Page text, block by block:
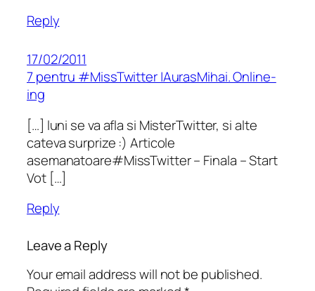
Reply
17/02/2011
7 pentru #MissTwitter |AurasMihai. Online-
ing
[…] luni se va afla si MisterTwitter, si alte
cateva surprize :) Articole
asemanatoare#MissTwitter – Finala – Start
Vot […]
Reply
Leave a Reply
Your email address will not be published.